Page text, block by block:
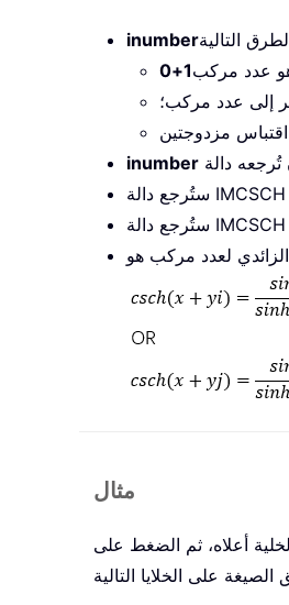
inumber
عدد مركب
إلى عدد مركب؛
inumber دالة
مثال
أعلاه، ثم الضغط على